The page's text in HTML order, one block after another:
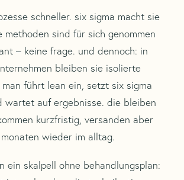
schneller. six sigma macht sie
methoden sind für sich genommen
– keine frage. und dennoch: in
bleiben sie isolierte
man führt lean ein, setzt six sigma
wartet auf ergebnisse. die bleiben
kurzfristig, versanden aber
wieder im alltag.
ein skalpell ohne behandlungsplan: